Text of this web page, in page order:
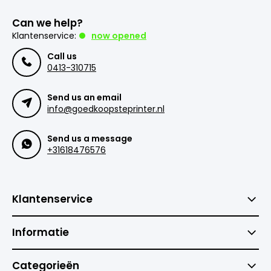
Can we help?
Klantenservice:
now opened
Call us
0413-310715
Send us an email
info@goedkoopsteprinter.nl
Send us a message
+31618476576
Klantenservice
Informatie
Categorieën